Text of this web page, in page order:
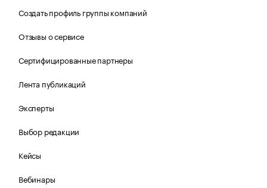
Создать профиль группы компаний
Отзывы о сервисе
Сертифицированные партнеры
Лента публикаций
Эксперты
Выбор редакции
Кейсы
Вебинары